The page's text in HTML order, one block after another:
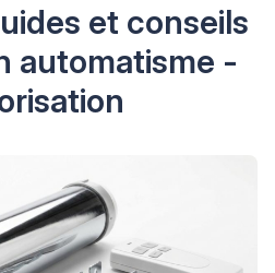
et conseils
automatisme -